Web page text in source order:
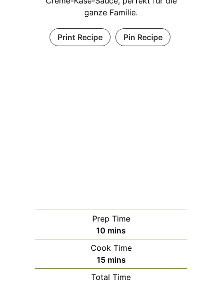
ganze Familie.
Print Recipe Pin Recipe
Prep Time
10 minutes
mins
Cook Time
15minutes
mins
Total Time